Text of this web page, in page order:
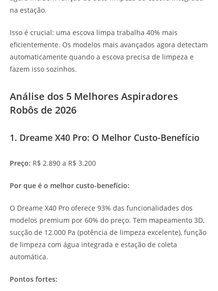
na estação.
Isso é crucial: uma escova limpa trabalha 40% mais
eficientemente. Os modelos mais avançados agora detectam
automaticamente quando a escova precisa de limpeza e
fazem isso sozinhos.
Análise dos 5 Melhores Aspiradores
Robôs de 2026
1. Dreame X40 Pro: O Melhor Custo-Benefício
Preço: R$ 2.890 a R$ 3.200
Por que é o melhor custo-benefício:
O Dreame X40 Pro oferece 93% das funcionalidades dos
modelos premium por 60% do preço. Tem mapeamento 3D,
sucção de 12.000 Pa (potência de limpeza excelente), função
de limpeza com água integrada e estação de coleta
automática.
Pontos fortes: